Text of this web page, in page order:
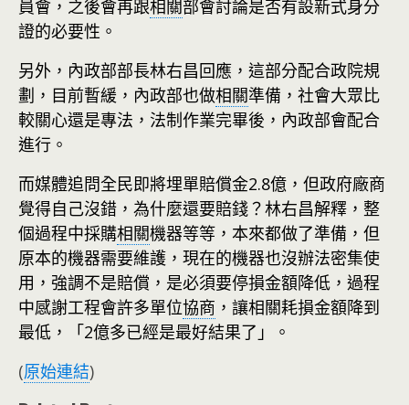
員會，之後會再跟相關部會討論是否有設新式身分
證的必要性。
另外，內政部部長林右昌回應，這部分配合政院規
劃，目前暫緩，內政部也做相關準備，社會大眾比
較關心還是專法，法制作業完畢後，內政部會配合
進行。
而媒體追問全民即將埋單賠償金2.8億，但政府廠商
覺得自己沒錯，為什麼還要賠錢？林右昌解釋，整
個過程中採購相關機器等等，本來都做了準備，但
原本的機器需要維護，現在的機器也沒辦法密集使
用，強調不是賠償，是必須要停損金額降低，過程
中感謝工程會許多單位協商 ，讓相關耗損金額降到
最低，「2億多已經是最好結果了」。
(原始連結)